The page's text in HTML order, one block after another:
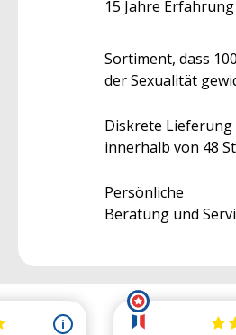
15 Jahre Erfahrung
Sortiment, dass
der Sexualität
Diskrete Lieferung
innerhalb von 48
Persönliche
Beratung und